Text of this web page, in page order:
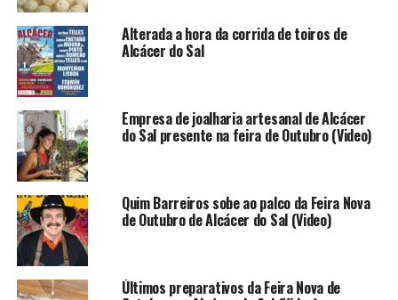
Alterada a hora da corrida de toiros de
Alcácer do Sal
Empresa de joalharia artesanal de Alcácer
do Sal presente na feira de Outubro (Video)
Quim Barreiros sobe ao palco da Feira Nova
de Outubro de Alcácer do Sal (Video)
Últimos preparativos da Feira Nova de